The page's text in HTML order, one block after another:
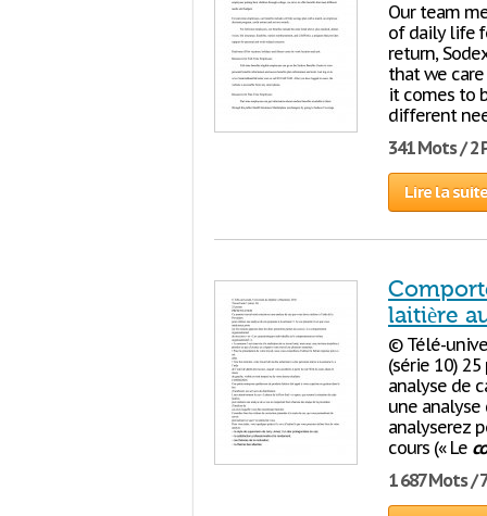
Our team
of daily life
return,
that we
it comes to
different
341 Mots / 2
Lire la
laitière
© Télé-
(série 10)
analyse de
une analyse
analyserez
cours (« Le
1 687 Mots /